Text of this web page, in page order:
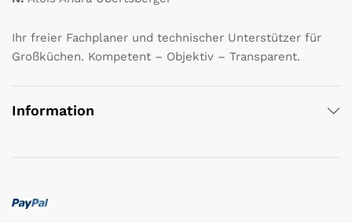
Ihr freier Fachplaner und technischer Unterstützer für
Großküchen. Kompetent – Objektiv – Transparent.
Information